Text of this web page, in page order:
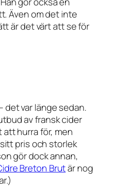
Även om det inte
är det värt att se för
det var länge sedan.
av fransk cider
hurra för, men
pris och storlek
gör dock annan,
Breton Brutär nog